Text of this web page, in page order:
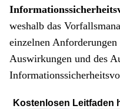
weshalb das
einzelnen
Auswirkungen und des
Kostenlosen Leitfaden